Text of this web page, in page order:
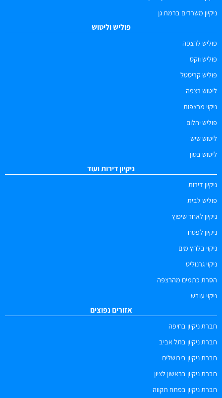
ניקיון משרדים ברמת גן
פוליש וליטוש
פוליש לרצפה
פוליש ווקס
פוליש קריסטל
ליטוש רצפה
ניקוי מרצפות
פוליש יהלום
ליטוש שיש
ליטוש בטון
ניקיון דירות ועוד
ניקיון דירות
פוליש לבית
ניקיון לאחר שיפוץ
ניקיון לפסח
ניקוי בלחץ מים
ניקוי גרנוליט
הסרת כתמים מהרצפה
ניקוי עובש
אזורים נפוצים
חברת ניקיון בחיפה
חברת ניקיון בתל אביב
חברת ניקיון בירושלים
חברת ניקיון בראשון לציון
חברת ניקיון בפתח תקווה